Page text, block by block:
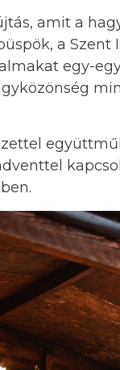
amit a
a Szent
egy-